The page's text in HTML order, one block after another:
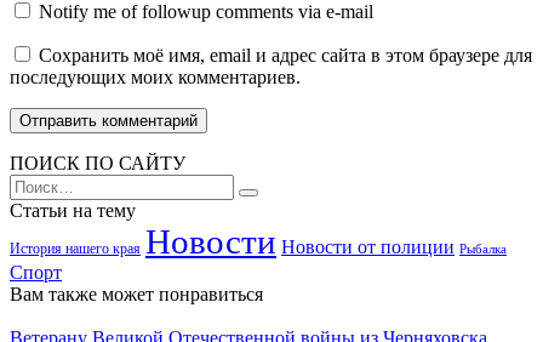
Notify me of followup comments via e-mail
Сохранить моё имя, email и адрес сайта в этом браузере для
последующих моих комментариев.
ПОИСК ПО САЙТУ
Search
for:
Статьи на тему
История нашего края Новости Новости от полиции Рыбалка
Спорт
Вам также может понравиться
Ветерану Великой Отечественной войны из Черняховска